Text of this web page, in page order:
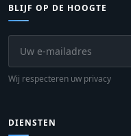
BLIJF OP DE HOOGTE
Wij respecteren uw privacy
DIENSTEN